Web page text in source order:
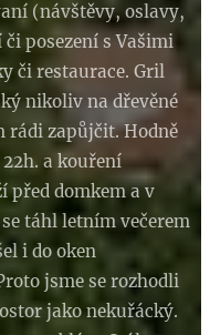
(návštěvy, oslavy,
posezení s Vašimi
či restaurace. Gril
nikoliv na dřevěné
rádi zapůjčit. Hodně
a kouření
před domkem a v
táhl letním večerem
i do oken
jsme se rozhodli
jako nekuřácký.